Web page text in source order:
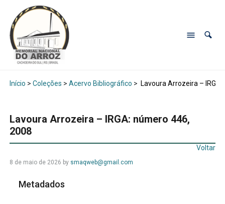
Início > Coleções > Acervo Bibliográfico > Lavoura Arrozeira –
Lavoura Arrozeira – IRGA: número 446,
2008
Voltar
8 de maio de 2026 by smaqweb@gmail.com
Metadados